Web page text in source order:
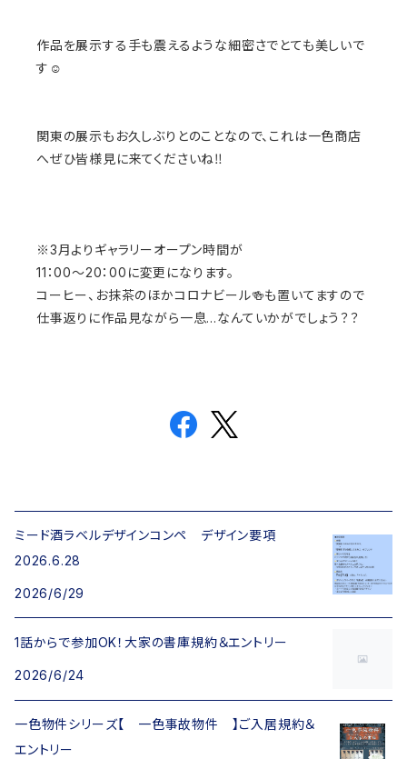
作品を展示する手も震えるような細密さでとても美しいで
す☺️
関東の展示もお久しぶりとのことなので、これは一色商店
へぜひ皆様見に来てくださいね‼️
※3月よりギャラリーオープン時間が
11：00～20：00に変更になります。
コーヒー、お抹茶のほかコロナビール🍻も置いてますので
仕事返りに作品見ながら一息…なんていかがでしょう？？
ミード酒ラベルデザインコンペ デザイン要項
2026.6.28
2026/6/29
1話からで参加OK！大家の書庫規約＆エントリー
2026/6/24
一色物件シリーズ【 一色事故物件 】ご入居規約＆
エントリー